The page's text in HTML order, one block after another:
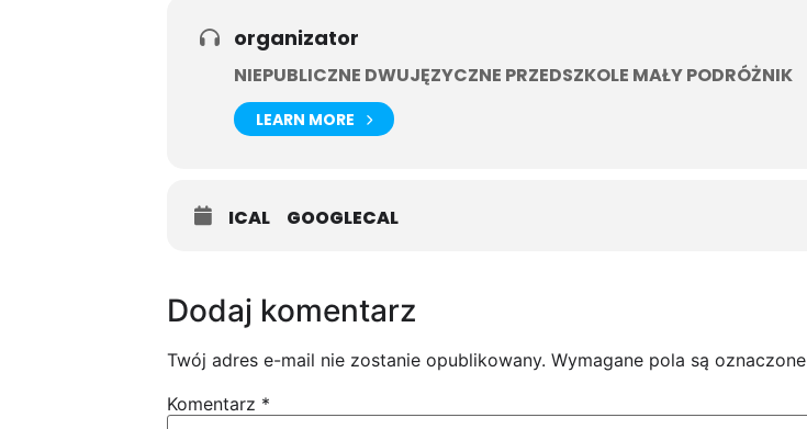
organizator
NIEPUBLICZNE DWUJĘZYCZNE PRZEDSZKOLE MAŁY PODRÓŻNIK
LEARN MORE
ICAL GOOGLECAL
Dodaj komentarz
Twój adres e-mail nie zostanie opublikowany. Wymagane pola są oznaczone
Komentarz *